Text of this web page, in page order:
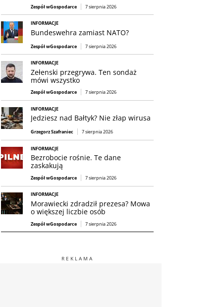
Zespół wGospodarce 7 sierpnia 2026
INFORMACJE
Bundeswehra zamiast NATO?
Zespół wGospodarce 7 sierpnia 2026
INFORMACJE
Zełenski przegrywa. Ten sondaż
mówi wszystko
Zespół wGospodarce 7 sierpnia 2026
INFORMACJE
Jedziesz nad Bałtyk? Nie złap wirusa
Grzegorz Szafraniec 7 sierpnia 2026
INFORMACJE
Bezrobocie rośnie. Te dane
zaskakują
Zespół wGospodarce 7 sierpnia 2026
INFORMACJE
Morawiecki zdradził prezesa? Mowa
o większej liczbie osób
Zespół wGospodarce 7 sierpnia 2026